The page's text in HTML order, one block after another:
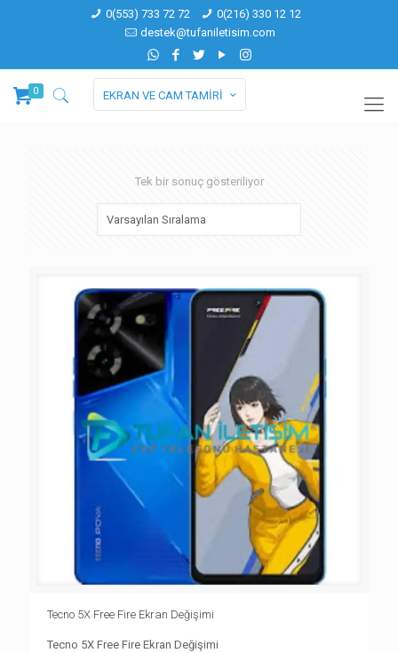
0(553) 733 72 72
0(216) 330 12 12
destek@tufaniletisim.com
0 EKRAN VE CAM TAMİRİ
Tek bir sonuç gösteriliyor
Tecno 5X Free Fire Ekran Değişimi
Tecno 5X Free Fire Ekran Değişimi